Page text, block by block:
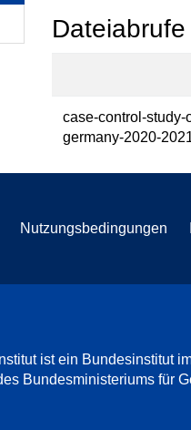
Dateiabrufe
case-control-
germany-2020-
Nutzungsbedingungen
ist ein Bundesinstitut
Bundesministeriums für